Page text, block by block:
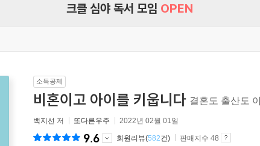
크클 심야 독서 모임 OPEN
소득공제
비혼이고 아이를 키웁니다 결혼도 출산도
백지선 저 또다른우주 2022년 02월 01일
9.6 회원리뷰(582건) 판매지수 48